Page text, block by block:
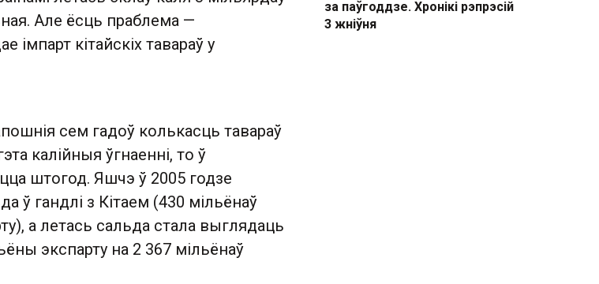
Але ёсць праблема —
кітайскіх тавараў у
сем гадоў колькасць тавараў
калійныя ўгнаенні, то ў
штогод. Яшчэ ў 2005 годзе
ў гандлі з Кітаем (430 мільёнаў
а летась сальда стала выглядаць
экспарту на 2 367 мільёнаў
за паўгоддзе. Хронікі рэпрэсій
3 жніўня